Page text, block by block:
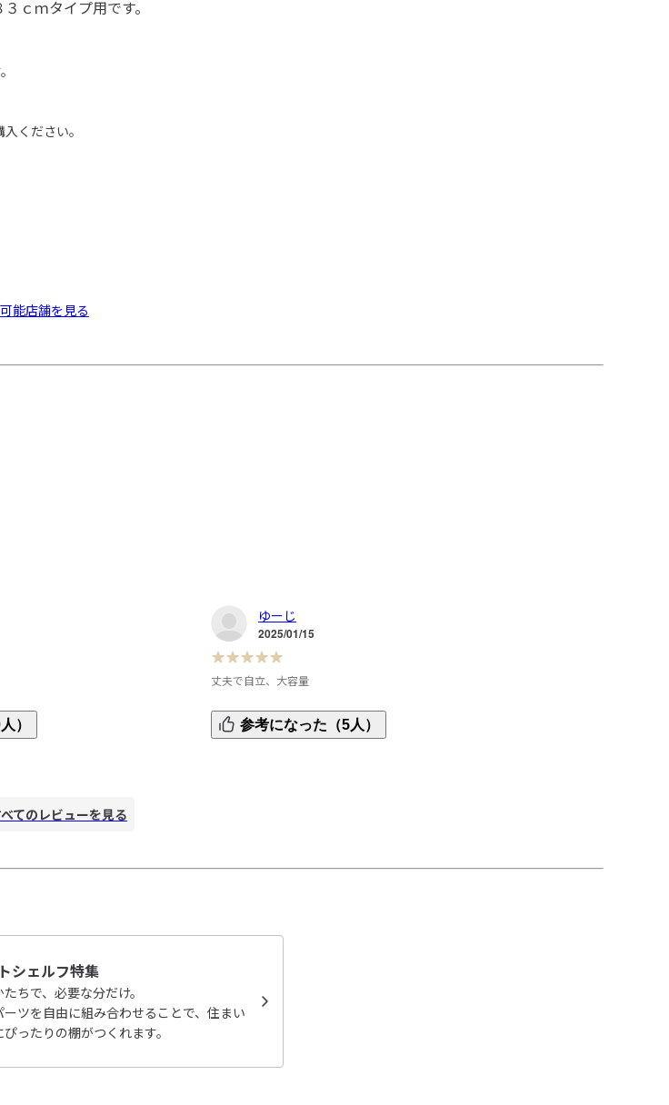
ｃｍタイプ用です。
能店舗を見る
しや模様替えのタイミングで適宜
）
ゆーじ
2025/01/15
丈夫で自立、大容量
丈夫で自立し、省スペース。デザイン、色も良かった。洗面
所はグレートーンにしているので、ちょうど良かった。かな
参考になった（5人）
てのレビューを見る
シェルフ特集
ちで、必要な分だけ。
ーツを自由に組み合わせることで、住まい
ったりの棚がつくれます。